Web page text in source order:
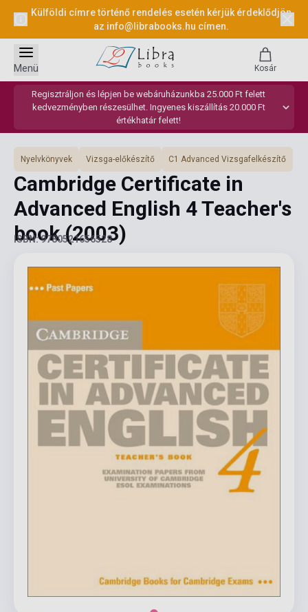
Külföldi címre történő rendelés esetén kérjük érdeklődjön
az info@librabooks.hu címen.
Regisztráljon és lépjen be webáruházunkba 25.000 Ft felett
kedvezményben részesülhet. Ingyenes kiszállítás 20.000 Ft
értékhatár felett!
Menü Kosár
Nyelvkönyvek Vizsga-előkészítő C1 Advanced Vizsgafelkészítő
Cambridge Certificate in
Advanced English 4 Teacher's
book(2003)
ISBN: 9780521656528